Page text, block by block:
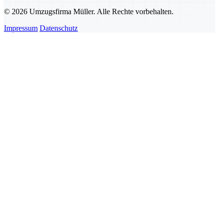
© 2026 Umzugsfirma Müller. Alle Rechte vorbehalten.
Impressum Datenschutz